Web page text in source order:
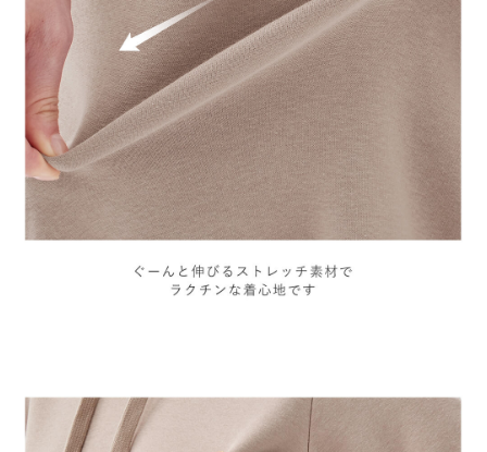
お買い物を続ける カートへ進む
RELATED ITEMS
関連商品
【極暖】裏シャギ
ーあったかワイド
マキシワンピー
5
【極暖】裏シャギ
ーパーカーあった
かワンピース マ
【極暖】裏シャギ
スカート マタニ